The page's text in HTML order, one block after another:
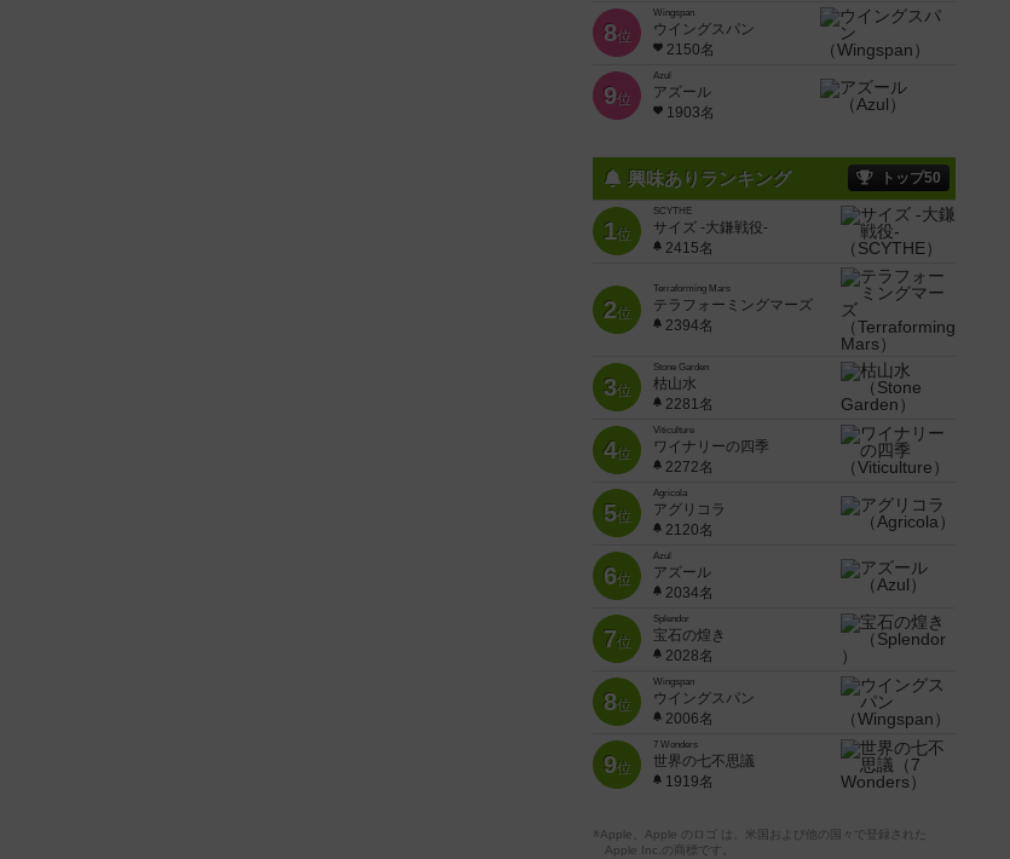
8位
Wingspan
ウイングスパン
2150名
9位
Azul
アズール
1903名
興味ありランキング トップ50
1位
SCYTHE
サイズ -大鎌戦役-
2415名
2位
Terraforming Mars
テラフォーミングマーズ
2394名
3位
Stone Garden
枯山水
2281名
4位
Viticulture
ワイナリーの四季
2272名
5位
Agricola
アグリコラ
2120名
6位
Azul
アズール
2034名
7位
Splendor
宝石の煌き
2028名
8位
Wingspan
ウイングスパン
2006名
9位
7 Wonders
世界の七不思議
1919名
※Apple、Apple のロゴ は、米国および他の国々で登録された
Apple Inc.の商標です。